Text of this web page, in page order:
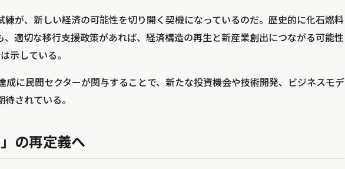
練が、新しい経済の可能性を切り開く契機になっているのだ。歴史的に化石燃料
、適切な移行支援政策があれば、経済構造の再生と新産業創出につながる可能性
示している。
成に民間セクターが関与することで、新たな投資機会や技術開発、ビジネスモデ
されている。
の再定義へ